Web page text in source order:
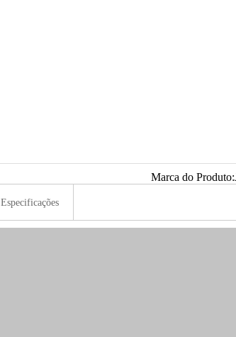
Marca do Produto:
Especificações